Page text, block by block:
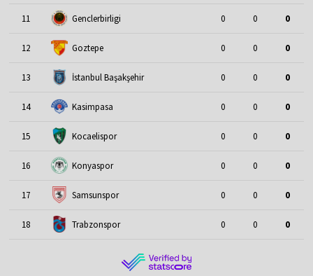
11 Genclerbirligi 0 0 0
12 Goztepe 0 0 0
13 İstanbul Başakşehir 0 0 0
14 Kasimpasa 0 0 0
15 Kocaelispor 0 0 0
16 Konyaspor 0 0 0
17 Samsunspor 0 0 0
18 Trabzonspor 0 0 0